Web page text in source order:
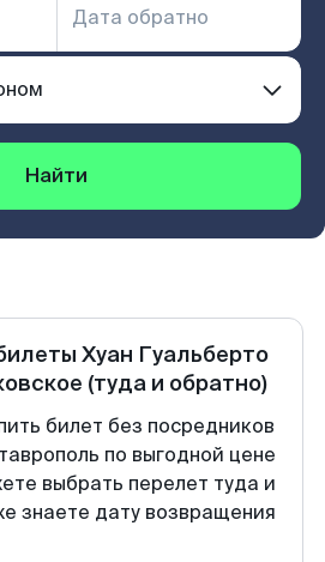
Найти
Хуан Гуальберто
(туда и обратно)
билет без посредников
по выгодной цене
выбрать перелет туда и
знаете дату возвращения